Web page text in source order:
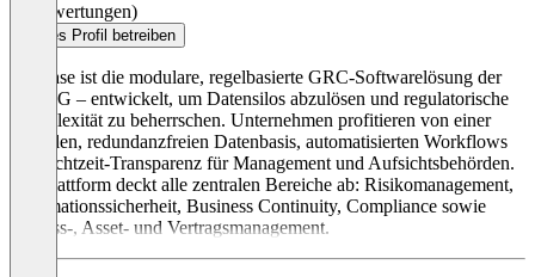
(0 Bewertungen)
Dieses Profil betreiben
TopEase ist die modulare, regelbasierte GRC-Softwarelösung der
F24 AG – entwickelt, um Datensilos abzulösen und regulatorische
Komplexität zu beherrschen. Unternehmen profitieren von einer
zentralen, redundanzfreien Datenbasis, automatisierten Workflows
und Echtzeit-Transparenz für Management und Aufsichtsbehörden.
Die Plattform deckt alle zentralen Bereiche ab: Risikomanagement,
Informationssicherheit, Business Continuity, Compliance sowie
Prozess-, Asset- und Vertragsmanagement.